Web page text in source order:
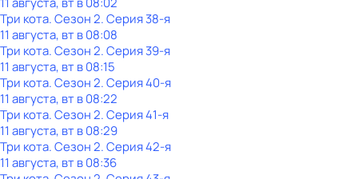
Три кота. Сезон 2. Серия 38-я
11 августа, вт в 08:08
Три кота. Сезон 2. Серия 39-я
11 августа, вт в 08:15
Три кота. Сезон 2. Серия 40-я
11 августа, вт в 08:22
Три кота. Сезон 2. Серия 41-я
11 августа, вт в 08:29
Три кота. Сезон 2. Серия 42-я
11 августа, вт в 08:36